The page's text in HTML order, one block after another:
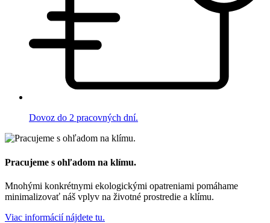
Dovoz do 2 pracovných dní.
Pracujeme s ohľadom na klímu.
Mnohými konkrétnymi ekologickými opatreniami pomáhame
minimalizovať náš vplyv na životné prostredie a klímu.
Viac informácií nájdete tu.